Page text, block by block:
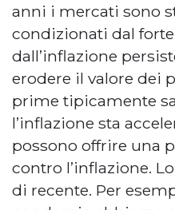
anni i mercati sono
condizionati dal
dall’inflazione
erodere il valore dei
prime tipicamente
l’inflazione sta
possono offrire una
contro l’inflazione.
di recente. Per